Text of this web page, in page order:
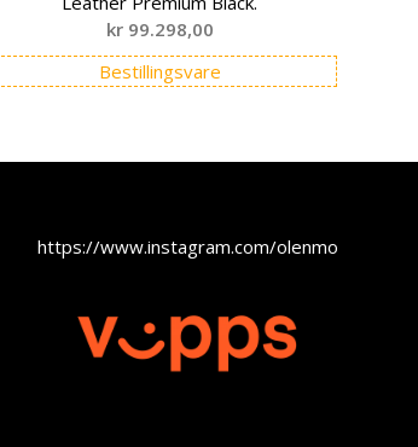
kr99.298,00
Bestillingsvare
https://www.instagram.com/olenmobel